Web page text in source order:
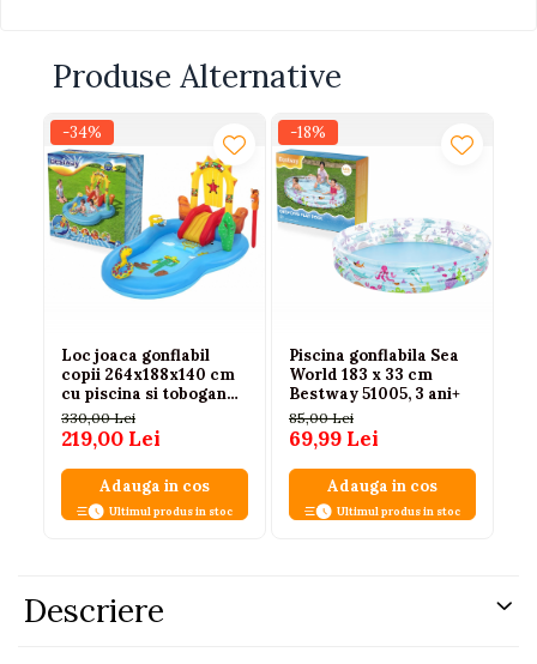
Vehicule de constructii
Produse Alternative
-34%
Loc joaca gonflabil
copii 264x188x140 cm
cu piscina si tobogan
Bestway
330,00 Lei
219,00 Lei
Adauga in cos
Ultimul produs in stoc
-18%
Piscina gonflabila Sea
World 183 x 33 cm
Bestway 51005, 3 ani+
85,00 Lei
69,99 Lei
Adauga in cos
Ultimul produs in stoc
Descriere